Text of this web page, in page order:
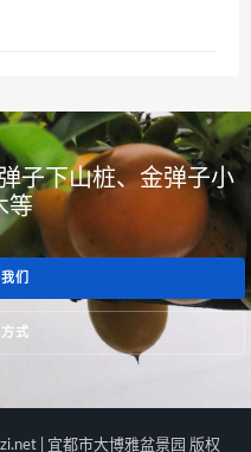
子下山桩、金弹子小
等
们
式
| 宜都市大博雅盆景园 版权